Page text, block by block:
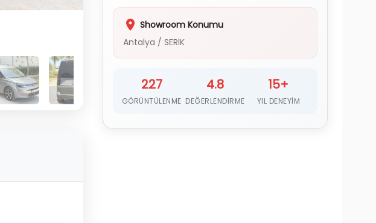
Showroom Konumu
Antalya / SERİK
227
GÖRÜNTÜLENME
4.8
DEĞERLENDIRME
15+
YIL DENEYIM